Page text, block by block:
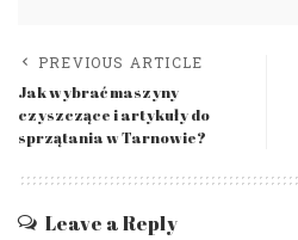
PREVIOUS ARTICLE
Jak wybrać maszyny
czyszczące i artykuły do
sprzątania w Tarnowie?
Leave a Reply